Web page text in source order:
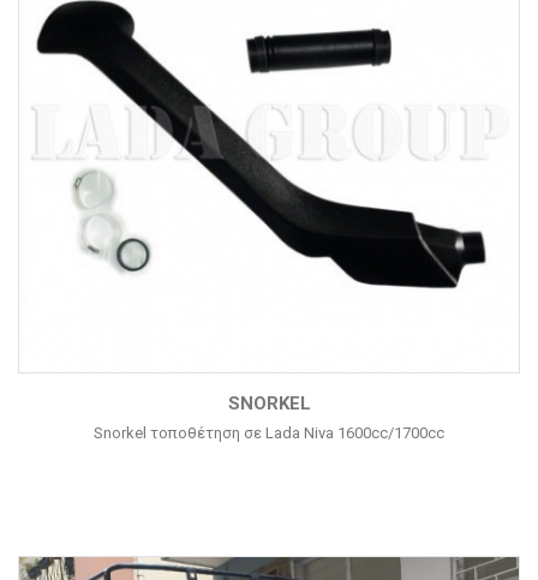
SNORKEL
Snorkel τοποθέτηση σε Lada Niva 1600cc/1700cc